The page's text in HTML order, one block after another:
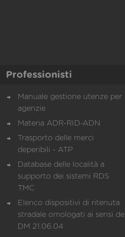
Professionisti
Manuale gestione utenze per
agenzie
Materia ADR-RID-ADN
Trasporto delle merci
deperibili - ATP
Database delle località a
supporto dei sistemi RDS
TMC
Elenco dispositivi di ritenuta
stradale omologati ai sensi del
DM 21.06.04